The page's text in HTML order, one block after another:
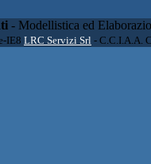
- Modellistica ed
IE8 LRC Servizi Srl - C.C.I.A.A.